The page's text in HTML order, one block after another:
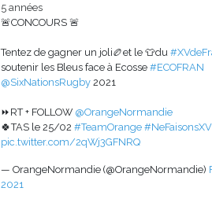
5 années
🚨CONCOURS 🚨
Tentez de gagner un joli🏉et le 👕du
soutenir les Bleus face à Ecosse #ECOFRAN
@SixNationsRugby 2021
⏩RT + FOLLOW @OrangeNormandie
🍀TAS le 25/02 #TeamOrange #NeFaisonsXV
pic.twitter.com/2qWj3GFNRQ
— OrangeNormandie (@OrangeNormandie)
2021